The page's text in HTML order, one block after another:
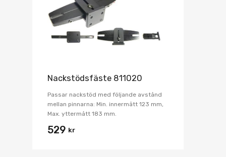
Nackstödsfäste 811020
Passar nackstöd med följande avstånd
mellan pinnarna: Min. innermått 123 mm,
Max. yttermått 183 mm.
529 kr